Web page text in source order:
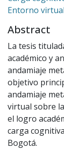
Entorno virtual
Abstract
La tesis
académico y
andamiaje
objetivo
andamiaje
virtual sobre
el logro
carga
Bogotá.